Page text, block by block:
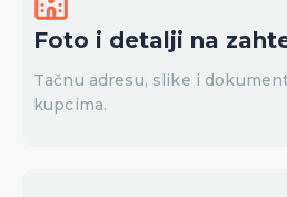
Foto i detalji na
Tačnu adresu, slike i
kupcima.